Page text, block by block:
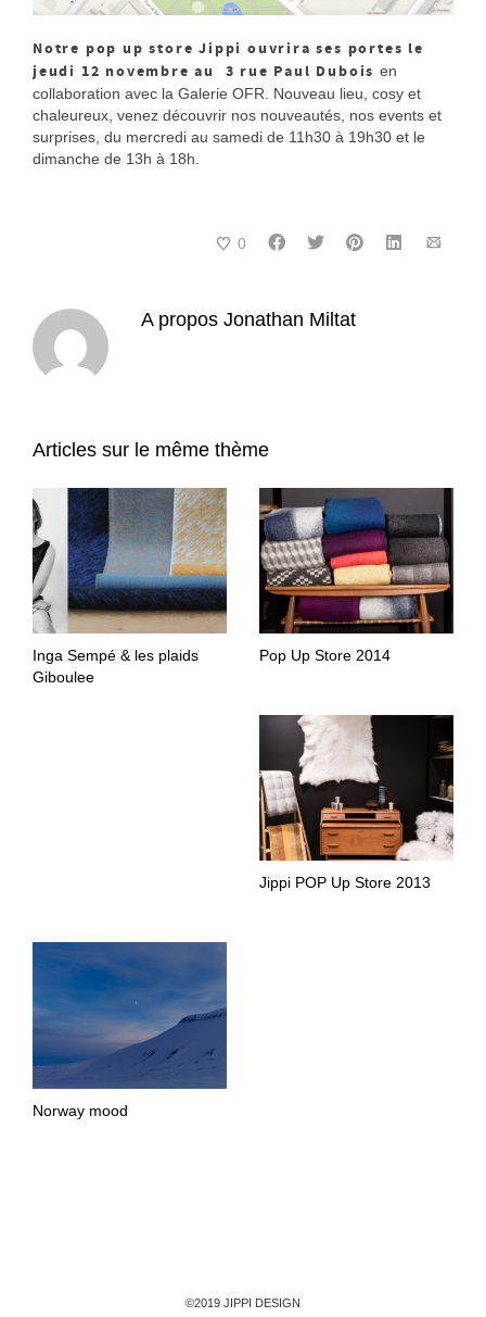
Notre pop up store Jippi ouvrira ses portes le
jeudi 12 novembre au 3 rue Paul Dubois en
collaboration avec la Galerie OFR. Nouveau lieu, cosy et
chaleureux, venez découvrir nos nouveautés, nos events et
surprises, du mercredi au samedi de 11h30 à 19h30 et le
dimanche de 13h à 18h.
0
A propos Jonathan Miltat
Articles sur le même thème
Inga Sempé & les plaids
Giboulee
Pop Up Store 2014
Jippi POP Up Store 2013
Norway mood
©2019 JIPPI DESIGN